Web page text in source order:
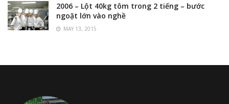
2006 – Lột 40kg tôm trong 2 tiếng – bước
ngoặt lớn vào nghề
MAY 13, 2015